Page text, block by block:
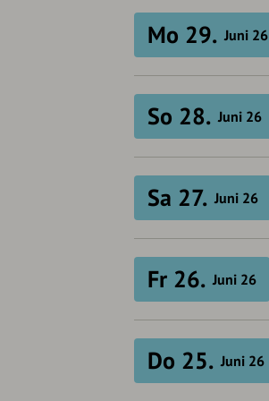
Mo 29. Juni 26
So 28. Juni 26
Sa 27. Juni 26
Fr 26. Juni 26
Do 25. Juni 26